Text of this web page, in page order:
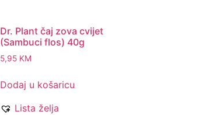
Dr. Plant čaj zova cvijet
(Sambuci flos) 40g
5,95 KM
Dodaj u košaricu
Lista želja